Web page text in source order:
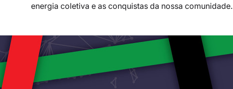
energia coletiva e as conquistas da nossa comunidade.